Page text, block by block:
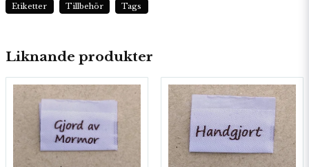
Liknande produkter
Etiketter Tillbehör Tags